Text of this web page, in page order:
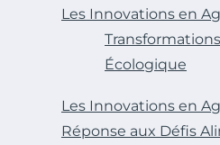
Les Innovations en
Écologique
Les Innovations en
Réponse aux Défis